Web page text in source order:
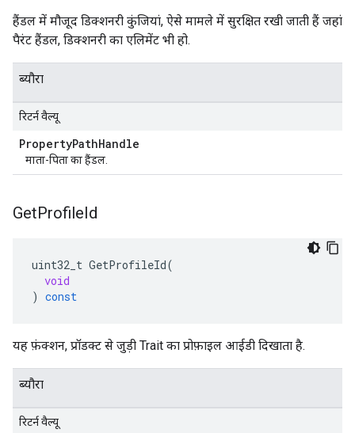
हैंडल में मौजूद डिक्शनरी कुंजियां, ऐसे मामले में सुरक्षित रखी जाती हैं जहां
पैरंट हैंडल, डिक्शनरी का एलिमेंट भी हो.
ब्यौरा
रिटर्न वैल्यू
PropertyPathHandle
माता-पिता का हैंडल.
GetProfileId
uint32_t GetProfileId(
void
) const
यह फ़ंक्शन, प्रॉडक्ट से जुड़ी Trait का प्रोफ़ाइल आईडी दिखाता है.
ब्यौरा
रिटर्न वैल्यू